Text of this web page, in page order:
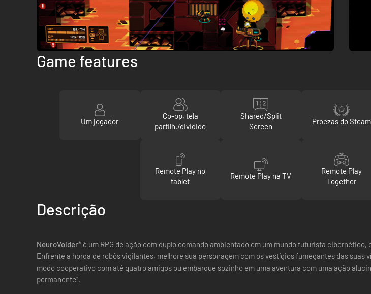
Game features
Um jogador
Co-op, tela
partilh./dividido
Shared/Split
Screen
Proezas do Steam
Remote Play no
tablet
Remote Play na TV
Remote Play
Together
Descrição
NeuroVoider* é um RPG de ação com duplo comando ambientado em um mundo futurista
Enfrente a horda de robôs vigilantes, melhore sua personagem com os vestígios fumegantes das
modo cooperativo com até quatro amigos ou embarque sozinho em uma aventura com uma ação
permanente”.